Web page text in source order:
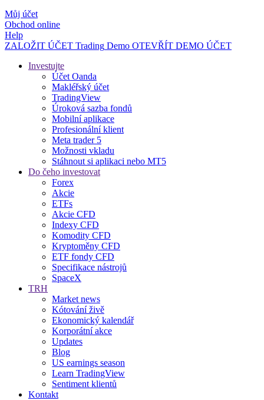
Můj účet
Obchod online
Help
ZALOŽIT ÚČET Trading Demo OTEVŘÍT DEMO ÚČET
Investujte
Účet Oanda
Makléřský účet
TradingView
Úroková sazba fondů
Mobilní aplikace
Profesionální klient
Meta trader 5
Možnosti vkladu
Stáhnout si aplikaci nebo MT5
Do čeho investovat
Forex
Akcie
ETFs
Akcie CFD
Indexy CFD
Komodity CFD
Kryptoměny CFD
ETF fondy CFD
Specifikace nástrojů
SpaceX
TRH
Market news
Kótování živě
Ekonomický kalendář
Korporátní akce
Updates
Blog
US earnings season
Learn TradingView
Sentiment klientů
Kontakt